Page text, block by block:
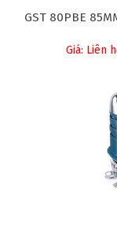
GST 80PBE
Giá: Liên